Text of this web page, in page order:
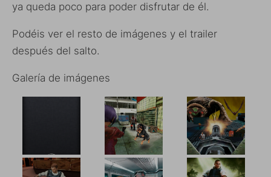
ya queda poco para poder disfrutar de él.
Podéis ver el resto de imágenes y el trailer
después del salto.
Galería de imágenes